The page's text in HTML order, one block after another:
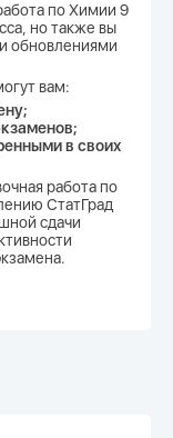
по Химии 9
но также вы
обновлениями
вам:
в своих
работа по
СтатГрад
сдачи